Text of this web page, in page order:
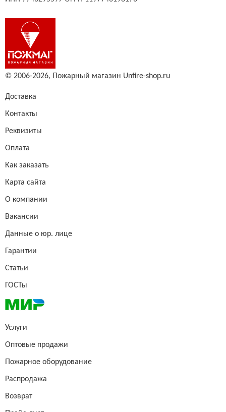
© 2006-2026, Пожарный магазин Unfire-shop.ru
Доставка
Контакты
Реквизиты
Оплата
Как заказать
Карта сайта
О компании
Вакансии
Данные о юр. лице
Гарантии
Статьи
ГОСТы
Услуги
Оптовые продажи
Пожарное оборудование
Распродажа
Возврат